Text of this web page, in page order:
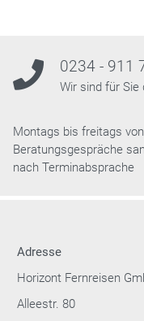
0234 - 911
Wir sind für Sie
Montags bis freitags
Beratungsgespräche
nach Terminabsprache
Adresse
Horizont Fernreisen
Alleestr. 80